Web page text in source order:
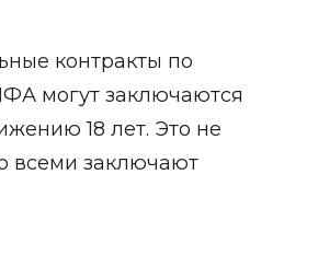
контракты по
могут заключаются
18 лет. Это не
всеми заключают